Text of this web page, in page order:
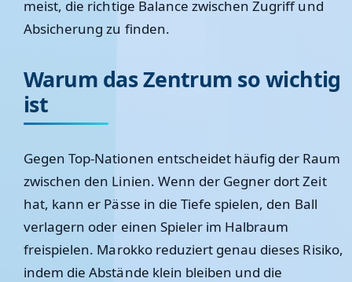
meist, die richtige Balance zwischen Zugriff und
Absicherung zu finden.
Warum das Zentrum so wichtig
ist
Gegen Top-Nationen entscheidet häufig der Raum
zwischen den Linien. Wenn der Gegner dort Zeit
hat, kann er Pässe in die Tiefe spielen, den Ball
verlagern oder einen Spieler im Halbraum
freispielen. Marokko reduziert genau dieses Risiko,
indem die Abstände klein bleiben und die